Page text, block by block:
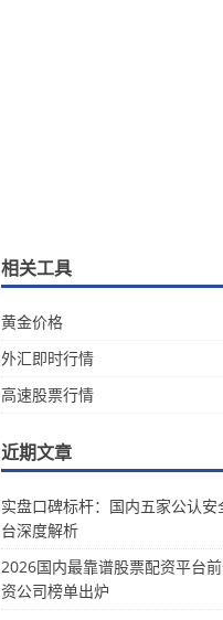
相关工具
黄金价格
外汇即时行情
高速股票行情
近期文章
实盘口碑标杆：国内五家公认
台深度解析
2026国内最靠谱股票配资平台
资公司榜单出炉